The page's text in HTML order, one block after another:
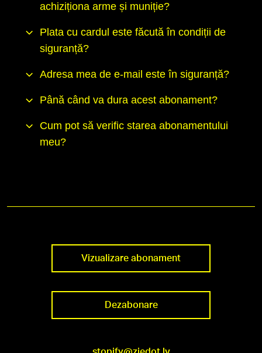
achiziționa arme și muniție?
Plata cu cardul este făcută în condiții de
siguranță?
Adresa mea de e-mail este în siguranță?
Până când va dura acest abonament?
Cum pot să verific starea abonamentului
meu?
Vizualizare abonament
Dezabonare